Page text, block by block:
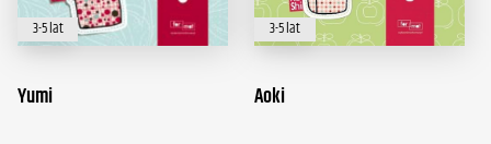
3-5 lat
Yumi
3-5 lat
Aoki